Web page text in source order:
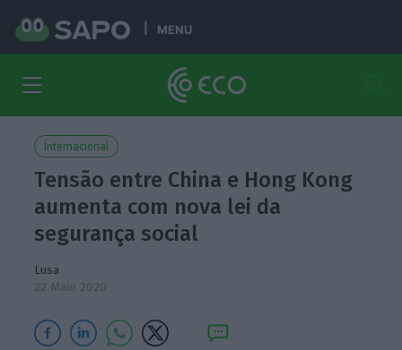
MENU
Internacional
Tensão entre China e Hong Kong
aumenta com nova lei da
segurança social
Lusa
22 Maio 2020